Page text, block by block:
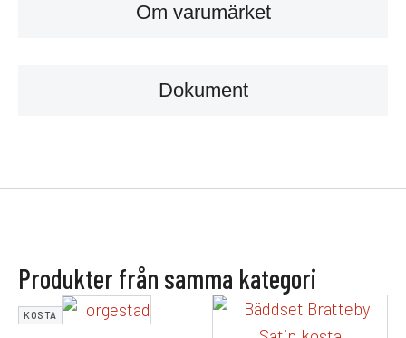
Om varumärket
Dokument
Produkter från samma kategori
KOSTA